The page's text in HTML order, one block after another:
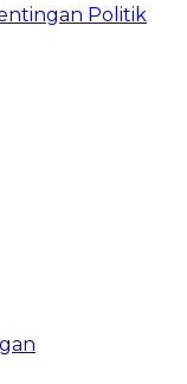
Politik